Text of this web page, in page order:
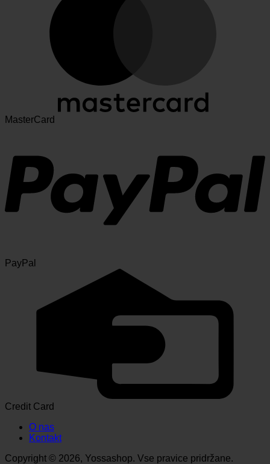
MasterCard
PayPal
Credit Card
O nas
Kontakt
Copyright © 2026, Yossashop. Vse pravice pridržane.